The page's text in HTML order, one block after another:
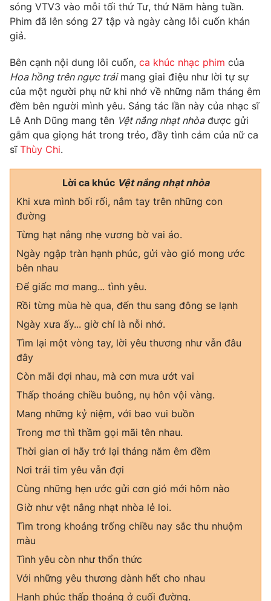
Phim VTV
Hậu trường
Nhân vật
Khán giả
Giải sao mai
Giải trí
Âm nhạc
Sao
Đời sống
Du lịch
Làm đẹp
Chất lượng cuộc sống
Giáo dục
Tuyển sinh
Học trực tuyến
Công nghệ
Hitech Công nghệ tương lai
Thị trường
Tư vấn
Lịch phát sóng
Chuyên mục khác
Emagazine Podcast
Photo Infographic
Video
VTV Money VTV Thể thao
VTV Sức khoẻ Bất động sản
Thị trường 24h Tấm lòng Việt
VTV4
VTV9 VTV8
Liên hệ tòa soạn
sóng VTV3 vào mỗi tối thứ Tư, thứ Năm hàng tuần.
Phim đã lên sóng 27 tập và ngày càng lôi cuốn khán
giả.
Bên cạnh nội dung lôi cuốn, ca khúc nhạc phim của
Hoa hồng trên ngực tráimang giai điệu như lời tự sự
của một người phụ nữ khi nhớ về những năm tháng êm
đềm bên người mình yêu. Sáng tác lần này của nhạc sĩ
Lê Anh Dũng mang tên Vệt nắng nhạt nhòađược gửi
gắm qua giọng hát trong trẻo, đầy tình cảm của nữ ca
sĩ Thùy Chi.
Lời ca khúc Vệt nắng nhạt nhòa
Khi xưa mình bối rối, nắm tay trên những con
đường
Từng hạt nắng nhẹ vương bờ vai áo.
Ngày ngập tràn hạnh phúc, gửi vào gió mong ước
bên nhau
Để giấc mơ mang... tình yêu.
Rồi từng mùa hè qua, đến thu sang đông se lạnh
Ngày xưa ấy... giờ chỉ là nỗi nhớ.
Tìm lại một vòng tay, lời yêu thương như vẫn đâu
đây
Còn mãi đợi nhau, mà cơn mưa ướt vai
Thấp thoáng chiều buông, nụ hôn vội vàng.
Mang những kỷ niệm, với bao vui buồn
Trong mơ thì thầm gọi mãi tên nhau.
Thời gian ơi hãy trở lại tháng năm êm đềm
Nơi trái tim yêu vẫn đợi
Cùng những hẹn ước gửi cơn gió mới hôm nào
Giờ như vệt nắng nhạt nhòa lẻ loi.
Tìm trong khoảng trống chiều nay sắc thu nhuộm
màu
Tình yêu còn như thổn thức
Với những yêu thương dành hết cho nhau
Hạnh phúc thấp thoáng ở cuối đường.